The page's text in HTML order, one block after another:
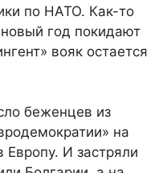
по НАТО. Как-то
год покидают
вояк остается
беженцев из
на
Европу. И застряли